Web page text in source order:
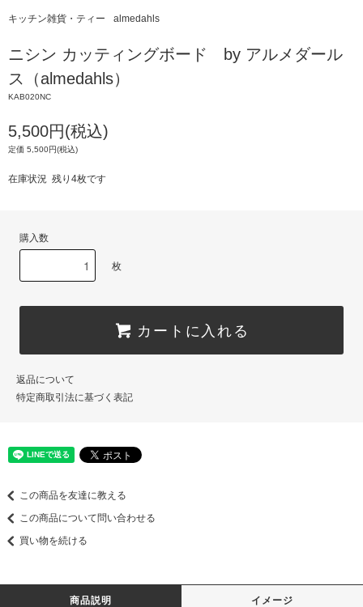
キッチン雑貨・ティー almedahls
ニシン カッティングボード by アルメダール
ス（almedahls）
KAB020NC
5,500円(税込)
定価 5,500円(税込)
在庫状況 残り4枚です
購入数
枚
カートに入れる
返品について
特定商取引法に基づく表記
この商品を友達に教える
この商品について問い合わせる
買い物を続ける
商品説明 イメージ